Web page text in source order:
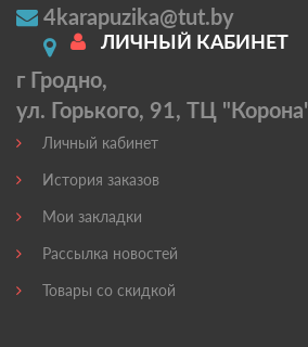
4karapuzika@tut.by
г Гродно,
ул. Горького, 91, ТЦ "Корона'
ЛИЧНЫЙ КАБИНЕТ
Личный кабинет
История заказов
Мои закладки
Рассылка новостей
Товары со скидкой